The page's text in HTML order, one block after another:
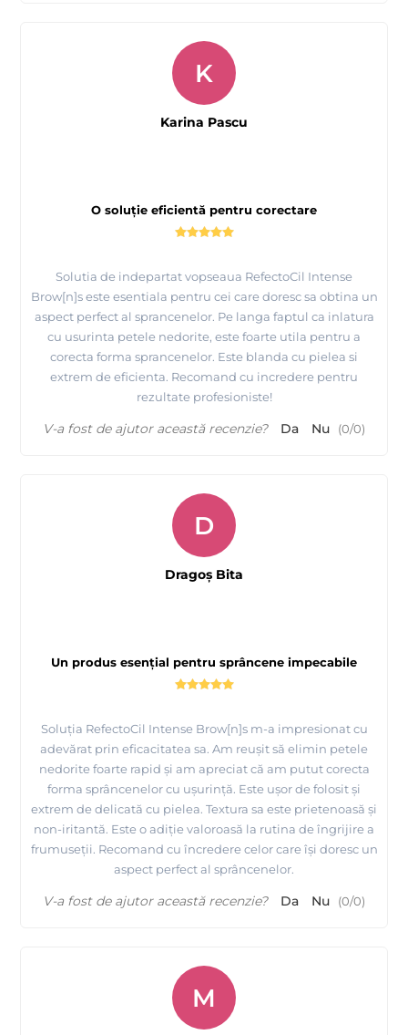
O soluție eficientă pentru corectare
Solutia de indepartat vopseaua RefectoCil Intense
Brow[n]s este esentiala pentru cei care doresc sa obtina un
aspect perfect al sprancenelor. Pe langa faptul ca inlatura
cu usurinta petele nedorite, este foarte utila pentru a
corecta forma sprancenelor. Este blanda cu pielea si
extrem de eficienta. Recomand cu incredere pentru
rezultate profesioniste!
K
Karina Pascu
V-a fost de ajutor această recenzie? Da Nu (0/0)
Un produs esențial pentru sprâncene impecabile
Soluția RefectoCil Intense Brow[n]s m-a impresionat cu
adevărat prin eficacitatea sa. Am reușit să elimin petele
nedorite foarte rapid și am apreciat că am putut corecta
forma sprâncenelor cu ușurință. Este ușor de folosit și
extrem de delicată cu pielea. Textura sa este prietenoasă și
non-iritantă. Este o adiție valoroasă la rutina de îngrijire a
frumuseții. Recomand cu încredere celor care își doresc un
aspect perfect al sprâncenelor.
D
Dragoș Bita
V-a fost de ajutor această recenzie? Da Nu (0/0)
M